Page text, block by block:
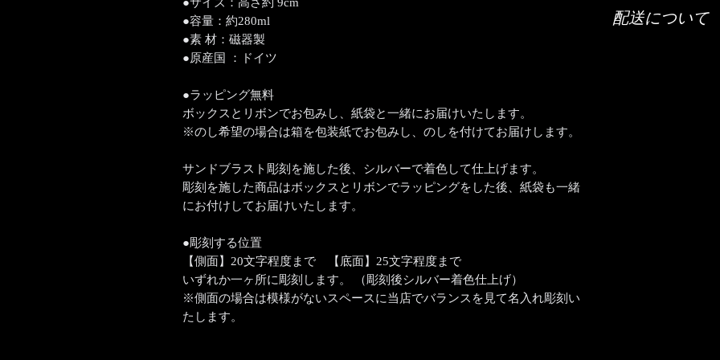
●容量：約280ml
●素 材：磁器製
●原産国 ：ドイツ
●ラッピング無料
ボックスとリボンでお包みし、紙袋と一緒にお届けいたします。
※のし希望の場合は箱を包装紙でお包みし、のしを付けてお届けします。
サンドブラスト彫刻を施した後、シルバーで着色して仕上げます。
彫刻を施した商品はボックスとリボンでラッピングをした後、紙袋も一緒
にお付けしてお届けいたします。
●彫刻する位置
【側面】20文字程度まで 【底面】25文字程度まで
いずれか一ヶ所に彫刻します。 （彫刻後シルバー着色仕上げ）
※側面の場合は模様がないスペースに当店でバランスを見て名入れ彫刻い
たします。
「ご希望の彫刻内容
配送について